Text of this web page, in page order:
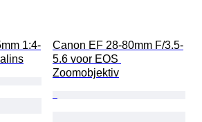
1:4-
Canon EF 28-80mm F/3.5-
5.6 voor EOS
Zoomobjektiv